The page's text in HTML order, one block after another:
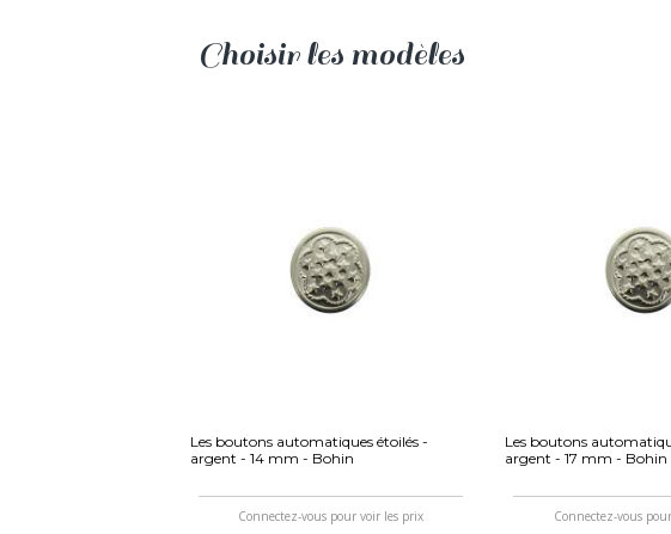
Choisir les modèles
Les boutons automatiques étoilés -
argent - 14 mm - Bohin
Connectez-vous pour voir les prix
Les boutons
argent - 17 mm - Bohin
Connectez-vous